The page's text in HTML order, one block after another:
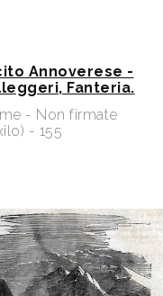
Annoverese -
Fanteria.
- Non firmate
- 155